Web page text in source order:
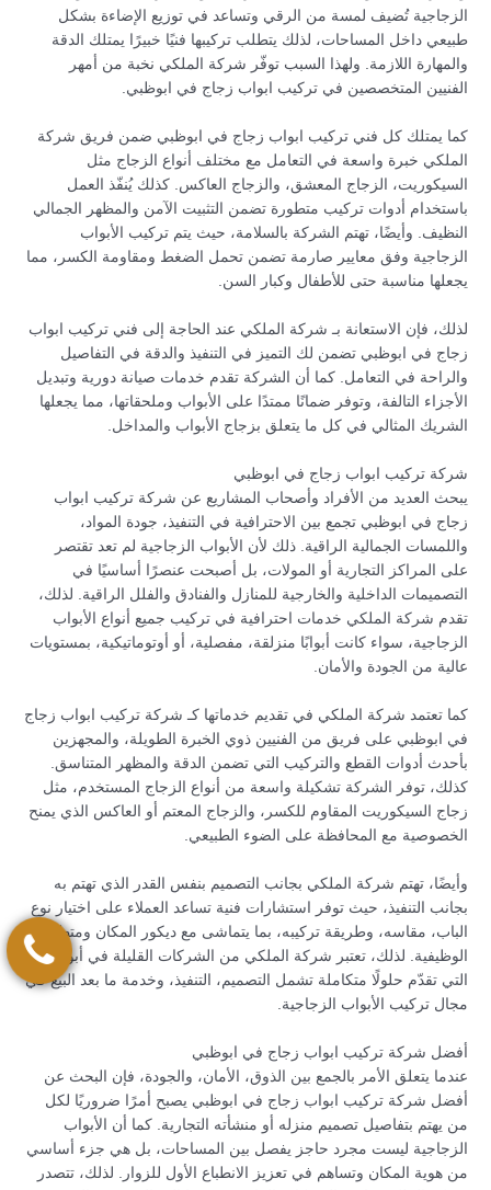
الزجاجية تُضيف لمسة من الرقي وتساعد في توزيع الإضاءة بشكل
طبيعي داخل المساحات، لذلك يتطلب تركيبها فنيًا خبيرًا يمتلك الدقة
والمهارة اللازمة. ولهذا السبب توفّر شركة الملكي نخبة من أمهر
الفنيين المتخصصين في تركيب ابواب زجاج في ابوظبي.
كما يمتلك كل فني تركيب ابواب زجاج في ابوظبي ضمن فريق شركة
الملكي خبرة واسعة في التعامل مع مختلف أنواع الزجاج مثل
السيكوريت، الزجاج المعشق، والزجاج العاكس. كذلك يُنفّذ العمل
باستخدام أدوات تركيب متطورة تضمن التثبيت الآمن والمظهر الجمالي
النظيف. وأيضًا، تهتم الشركة بالسلامة، حيث يتم تركيب الأبواب
الزجاجية وفق معايير صارمة تضمن تحمل الضغط ومقاومة الكسر، مما
يجعلها مناسبة حتى للأطفال وكبار السن.
لذلك، فإن الاستعانة بـ شركة الملكي عند الحاجة إلى فني تركيب ابواب
زجاج في ابوظبي تضمن لك التميز في التنفيذ والدقة في التفاصيل
والراحة في التعامل. كما أن الشركة تقدم خدمات صيانة دورية وتبديل
الأجزاء التالفة، وتوفر ضمانًا ممتدًا على الأبواب وملحقاتها، مما يجعلها
الشريك المثالي في كل ما يتعلق بزجاج الأبواب والمداخل.
شركة تركيب ابواب زجاج في ابوظبي
يبحث العديد من الأفراد وأصحاب المشاريع عن شركة تركيب ابواب
زجاج في ابوظبي تجمع بين الاحترافية في التنفيذ، جودة المواد،
واللمسات الجمالية الراقية. ذلك لأن الأبواب الزجاجية لم تعد تقتصر
على المراكز التجارية أو المولات، بل أصبحت عنصرًا أساسيًا في
التصميمات الداخلية والخارجية للمنازل والفنادق والفلل الراقية. لذلك،
تقدم شركة الملكي خدمات احترافية في تركيب جميع أنواع الأبواب
الزجاجية، سواء كانت أبوابًا منزلقة، مفصلية، أو أوتوماتيكية، بمستويات
عالية من الجودة والأمان.
كما تعتمد شركة الملكي في تقديم خدماتها كـ شركة تركيب ابواب زجاج
في ابوظبي على فريق من الفنيين ذوي الخبرة الطويلة، والمجهزين
بأحدث أدوات القطع والتركيب التي تضمن الدقة والمظهر المتناسق.
كذلك، توفر الشركة تشكيلة واسعة من أنواع الزجاج المستخدم، مثل
زجاج السيكوريت المقاوم للكسر، والزجاج المعتم أو العاكس الذي يمنح
الخصوصية مع المحافظة على الضوء الطبيعي.
وأيضًا، تهتم شركة الملكي بجانب التصميم بنفس القدر الذي تهتم به
بجانب التنفيذ، حيث توفر استشارات فنية تساعد العملاء على اختيار نوع
الباب، مقاسه، وطريقة تركيبه، بما يتماشى مع ديكور المكان ومتطلباته
الوظيفية. لذلك، تعتبر شركة الملكي من الشركات القليلة في أبوظبي
التي تقدّم حلولًا متكاملة تشمل التصميم، التنفيذ، وخدمة ما بعد البيع في
مجال تركيب الأبواب الزجاجية.
أفضل شركة تركيب ابواب زجاج في ابوظبي
عندما يتعلق الأمر بالجمع بين الذوق، الأمان، والجودة، فإن البحث عن
أفضل شركة تركيب ابواب زجاج في ابوظبي يصبح أمرًا ضروريًا لكل
من يهتم بتفاصيل تصميم منزله أو منشأته التجارية. كما أن الأبواب
الزجاجية ليست مجرد حاجز يفصل بين المساحات، بل هي جزء أساسي
من هوية المكان وتساهم في تعزيز الانطباع الأول للزوار. لذلك، تتصدر